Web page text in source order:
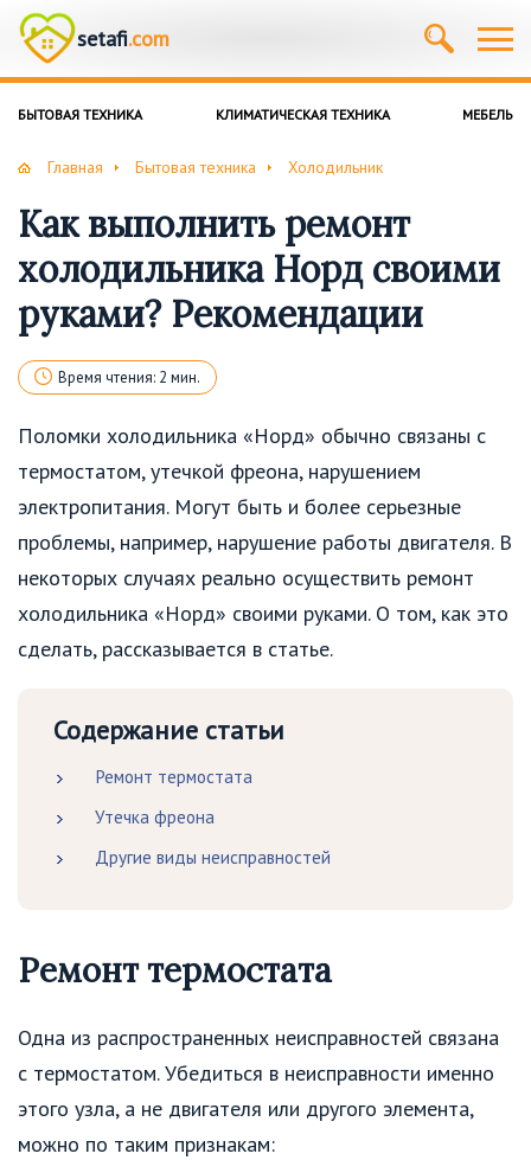
setafi.com
БЫТОВАЯ ТЕХНИКА КЛИМАТИЧЕСКАЯ ТЕХНИКА МЕБЕЛЬ
Главная Бытовая техника Холодильник
Как выполнить ремонт
холодильника Норд своими
руками? Рекомендации
Время чтения: 2 мин.
Поломки холодильника «Норд» обычно связаны с
термостатом, утечкой фреона, нарушением
электропитания. Могут быть и более серьезные
проблемы, например, нарушение работы двигателя. В
некоторых случаях реально осуществить ремонт
холодильника «Норд» своими руками. О том, как это
сделать, рассказывается в статье.
Содержание статьи
Ремонт термостата
Утечка фреона
Другие виды неисправностей
Ремонт термостата
Одна из распространенных неисправностей связана
с термостатом. Убедиться в неисправности именно
этого узла, а не двигателя или другого элемента,
можно по таким признакам: